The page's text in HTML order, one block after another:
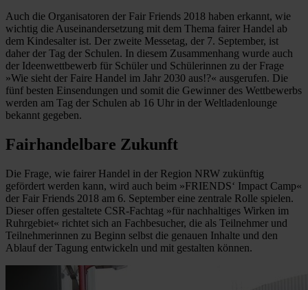
Auch die Organisatoren der Fair Friends 2018 haben erkannt, wie
wichtig die Auseinandersetzung mit dem Thema fairer Handel ab
dem Kindesalter ist. Der zweite Messetag, der 7. September, ist
daher der Tag der Schulen. In diesem Zusammenhang wurde auch
der Ideenwettbewerb für Schüler und Schülerinnen zu der Frage
»Wie sieht der Faire Handel im Jahr 2030 aus!?« ausgerufen. Die
fünf besten Einsendungen und somit die Gewinner des Wettbewerbs
werden am Tag der Schulen ab 16 Uhr in der Weltladenlounge
bekannt gegeben.
Fairhandelbare Zukunft
Die Frage, wie fairer Handel in der Region NRW zukünftig
gefördert werden kann, wird auch beim »FRIENDS‘ Impact Camp«
der Fair Friends 2018 am 6. September eine zentrale Rolle spielen.
Dieser offen gestaltete CSR-Fachtag »für nachhaltiges Wirken im
Ruhrgebiet« richtet sich an Fachbesucher, die als Teilnehmer und
Teilnehmerinnen zu Beginn selbst die genauen Inhalte und den
Ablauf der Tagung entwickeln und mit gestalten können.